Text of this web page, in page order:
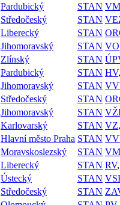
Pardubický STAN
Středočeský STAN
Liberecký STAN
Jihomoravský STAN VO
Zlínský STAN
Pardubický STAN HV
Jihomoravský STAN
Středočeský STAN
Jihomoravský STAN
Karlovarský STAN VZ
Hlavní město Praha STAN
Moravskoslezský STAN
Liberecký STAN RV
Ústecký STAN
Středočeský STAN